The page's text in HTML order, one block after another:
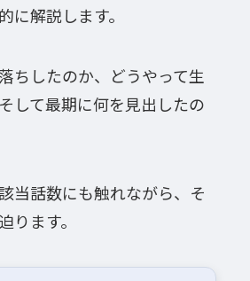
に解説します。
ちしたのか、どうやって生
して最期に何を見出したの
当話数にも触れながら、そ
ります。